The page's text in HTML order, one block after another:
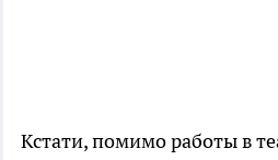
Кстати, помимо работы в